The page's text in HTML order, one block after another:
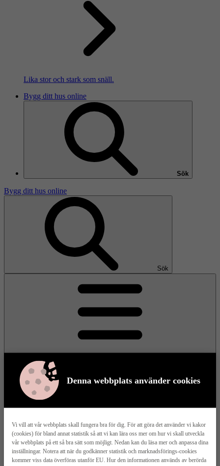
Denna webbplats använder cookies
Vi vill att vår webbplats skall fungera bra för dig. För att göra det använder vi kakor
(cookies) för bland annat statistik så att vi kan lära oss mer om hur vi skall utveckla
vår webbplats på ett så bra sätt som möjligt. Nedan kan du läsa mer och anpassa dina
inställningar. Notera att när du godkänner statistik och marknadsförings-cookies
kommer viss data överföras utanför EU. Hur den informationen används av berörda
Lika stor och stark som snäll.
Bygg ditt hus online
Sök
Bygg ditt hus online
Sök
Meny
Våra husmodeller